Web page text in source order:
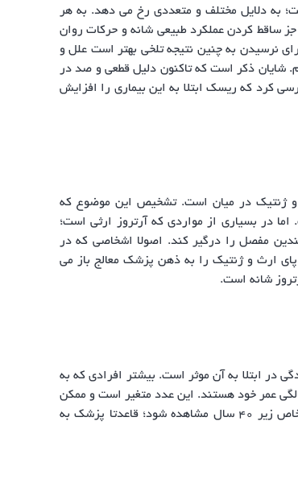
به دلایل مختلف و متعددی رخ می دهد. به هر
ساقط کردن عملکرد طبیعی شانه و حرکات روان
نرسیدن به چنین نتیجه تلخی بهتر است علل و
شایان ذکر است که تاکنون دلیل قطعی و صد در
کرد که ریسک ابتلا به این بیماری را افزایش
و ژنتیک در میان است. تشخیص این موضوع که
در بسیاری از مواردی که آرتروز ارثی است؛
مفصل را درگیر کند. اصولا اشخاصی که در
می شوند؛ پای ارث و ژنتیک را به ذهن پزشک معالج باز می
شانه است.
در ابتلا به آن موثر است. بیشتر افرادی که به
آرتروز مبتلا می شوند؛ در سنین بین ۶۰ تا ۷۰ سالگی عمر خود هستند. این عدد متغیر است و ممکن
است تا حدود ۴۰ سالگی نیز برسد. اگر این بیماری در اشخاص زیر ۴۰ سال مشاهده شود؛ قاعدتا پزشک به